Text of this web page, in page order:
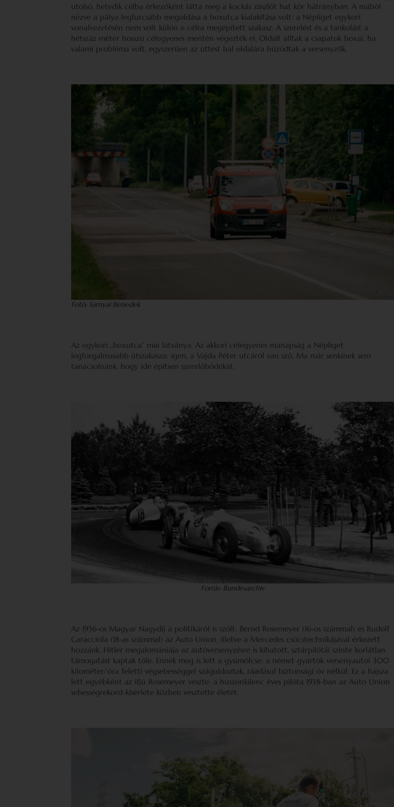
utolsó, hetedik célba érkezőként látta meg a kockás zászlót hat kör hátrányban. A mából
nézve a pálya legfurcsább megoldása a boxutca kialakítása volt: a Népliget egykori
vonalvezetésén nem volt külön e célra megépített szakasz. A szerelést és a tankolást a
hétszáz méter hosszú célegyenes mentén végezték el. Oldalt álltak a csapatok boxai, ha
valami probléma volt, egyszerűen az úttest bal oldalára húzódtak a versenyzők.
Fotó: Sarnyai Benedek
Az egykori „boxutca” mai látványa. Az akkori célegyenes manapság a Népliget
legforgalmasabb útszakasza: igen, a Vajda Péter utcáról van szó. Ma már senkinek sem
tanácsolnánk, hogy ide építsen szerelőbódékat.
Forrás: Bundesarchiv
Az 1936-os Magyar Nagydíj a politikáról is szólt: Bernd Rosemeyer (16-os számmal) és Rudolf
Caracciola (18-as számmal) az Auto Union, illetve a Mercedes csúcstechnikájával érkezett
hozzánk. Hitler megalomániája az autóversenyzésre is kihatott, sztárpilótái szinte korlátlan
támogatást kaptak tőle. Ennek meg is lett a gyümölcse: a német gyártók versenyautói 300
kilométer/óra feletti végsebességgel száguldoztak, ráadásul biztonsági öv nélkül. Ez a hajsza
lett egyébként az ifjú Rosemeyer veszte: a huszonkilenc éves pilóta 1938-ban az Auto Union
sebességrekord-kísérlete közben vesztette életét.